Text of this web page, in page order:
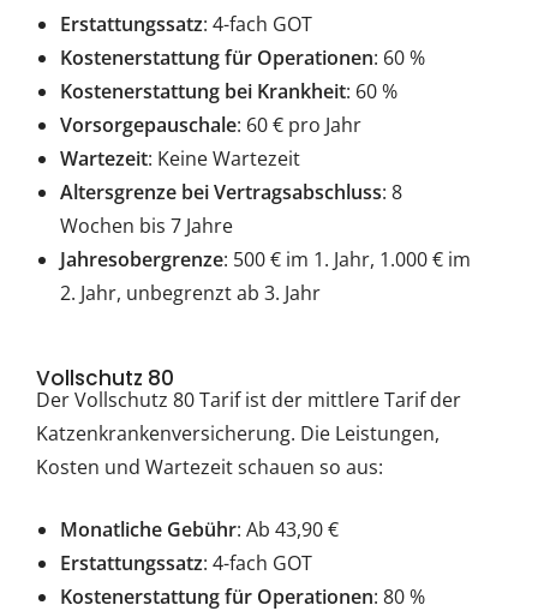
Erstattungssatz: 4-fach GOT
Kostenerstattung für Operationen: 60 %
Kostenerstattung bei Krankheit: 60 %
Vorsorgepauschale: 60 € pro Jahr
Wartezeit: Keine Wartezeit
Altersgrenze bei Vertragsabschluss: 8
Wochen bis 7 Jahre
Jahresobergrenze: 500 € im 1. Jahr, 1.000 € im
2. Jahr, unbegrenzt ab 3. Jahr
Vollschutz 80
Der Vollschutz 80 Tarif ist der mittlere Tarif der
Katzenkrankenversicherung. Die Leistungen,
Kosten und Wartezeit schauen so aus:
Monatliche Gebühr: Ab 43,90 €
Erstattungssatz: 4-fach GOT
Kostenerstattung für Operationen: 80 %